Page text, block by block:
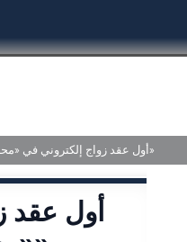
أول عقد زواج إلكتروني في «محاكم رأس الخيمة»
أول عقد